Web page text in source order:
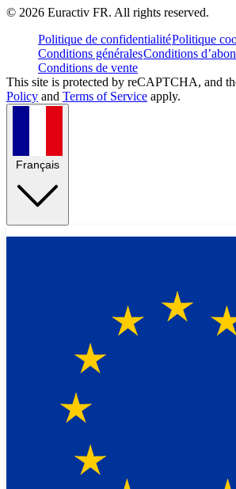
© 2026 Euractiv FR. All rights reserved.
Politique de confidentialitéPolitique
Conditions généralesConditions
Conditions de vente
This site is protected by reCAPTCHA, and
Policy and Terms of Service apply.
Français